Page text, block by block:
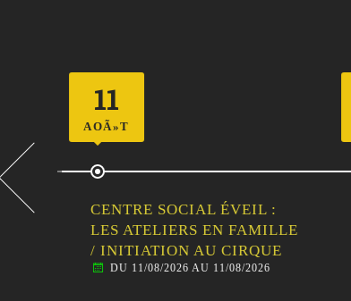
11
AOÃ»T
CENTRE SOCIAL ÉVEIL :
LES ATELIERS EN FAMILLE
/ INITIATION AU CIRQUE
DU 11/08/2026 AU 11/08/2026